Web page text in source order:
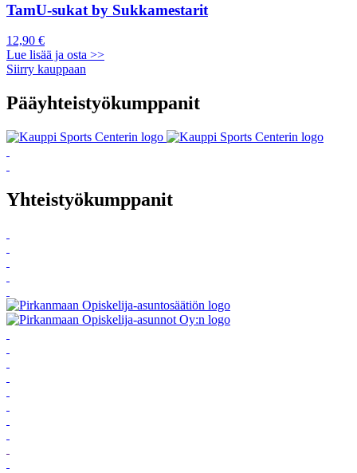
TamU-sukat by Sukkamestarit
12,90 €
Lue lisää ja osta >>
Siirry kauppaan
Pääyhteistyökumppanit
Yhteistyökumppanit